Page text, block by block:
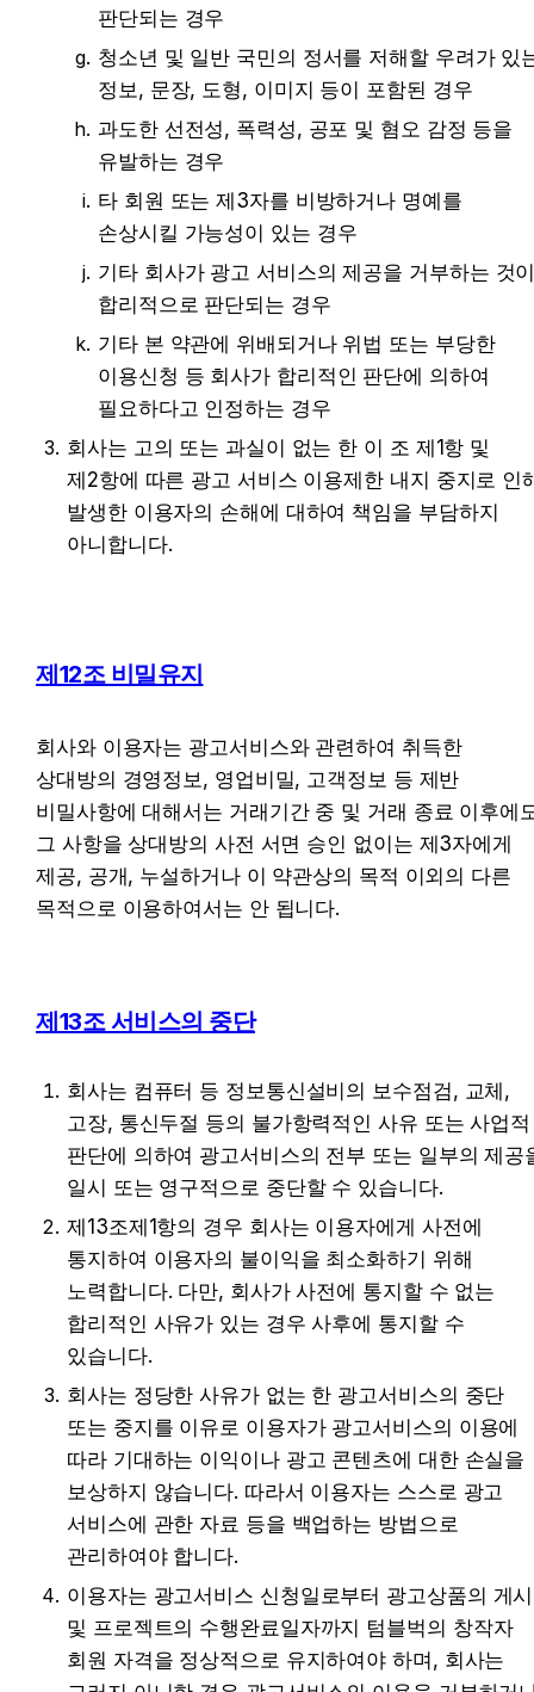
판단되는 경우
청소년 및 일반 국민의 정서를 저해할 우려가 있
정보, 문장, 도형, 이미지 등이 포함된 경우
과도한 선전성, 폭력성, 공포 및 혐오 감정 등을
유발하는 경우
타 회원 또는 제3자를 비방하거나 명예를
손상시킬 가능성이 있는 경우
기타 회사가 광고 서비스의 제공을 거부하는 것
합리적으로 판단되는 경우
기타 본 약관에 위배되거나 위법 또는 부당한
이용신청 등 회사가 합리적인 판단에 의하여
필요하다고 인정하는 경우
회사는 고의 또는 과실이 없는 한 이 조 제1항 및
제2항에 따른 광고 서비스 이용제한 내지 중지로 인
발생한 이용자의 손해에 대하여 책임을 부담하지
아니합니다.
제12조 비밀유지
회사와 이용자는 광고서비스와 관련하여 취득한
상대방의 경영정보, 영업비밀, 고객정보 등 제반
비밀사항에 대해서는 거래기간 중 및 거래 종료 이후에
그 사항을 상대방의 사전 서면 승인 없이는 제3자에게
제공, 공개, 누설하거나 이 약관상의 목적 이외의 다른
목적으로 이용하여서는 안 됩니다.
제13조 서비스의 중단
회사는 컴퓨터 등 정보통신설비의 보수점검, 교체,
고장, 통신두절 등의 불가항력적인 사유 또는 사업적
판단에 의하여 광고서비스의 전부 또는 일부의 제공
일시 또는 영구적으로 중단할 수 있습니다.
제13조제1항의 경우 회사는 이용자에게 사전에
통지하여 이용자의 불이익을 최소화하기 위해
노력합니다. 다만, 회사가 사전에 통지할 수 없는
합리적인 사유가 있는 경우 사후에 통지할 수
있습니다.
회사는 정당한 사유가 없는 한 광고서비스의 중단
또는 중지를 이유로 이용자가 광고서비스의 이용에
따라 기대하는 이익이나 광고 콘텐츠에 대한 손실을
보상하지 않습니다. 따라서 이용자는 스스로 광고
서비스에 관한 자료 등을 백업하는 방법으로
관리하여야 합니다.
이용자는 광고서비스 신청일로부터 광고상품의 게시
및 프로젝트의 수행완료일자까지 텀블벅의 창작자
회원 자격을 정상적으로 유지하여야 하며, 회사는